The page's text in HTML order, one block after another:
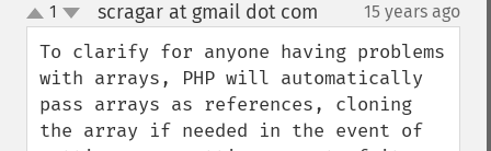
up
down
1 scragar at gmail dot com 15 years ago
To clarify for anyone having problems
with arrays, PHP will automatically
pass arrays as references, cloning
the array if needed in the event of